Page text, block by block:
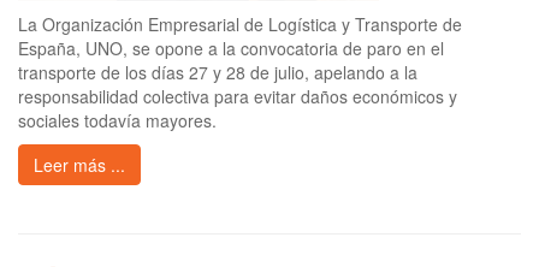
La Organización Empresarial de Logística y Transporte de
España, UNO, se opone a la convocatoria de paro en el
transporte de los días 27 y 28 de julio, apelando a la
responsabilidad colectiva para evitar daños económicos y
sociales todavía mayores.
Leer más ...